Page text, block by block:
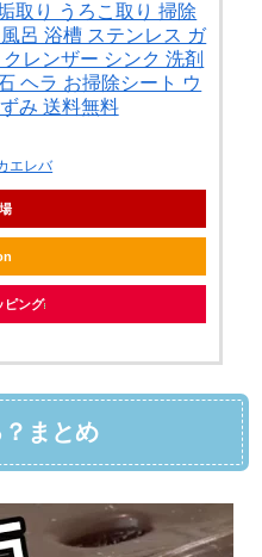
取り うろこ取り 掃除
呂 浴槽 ステンレス ガ
レンザー シンク 洗剤
ヘラ お掃除シート ウ
み 送料無料
エレバ
ピング
まとめ